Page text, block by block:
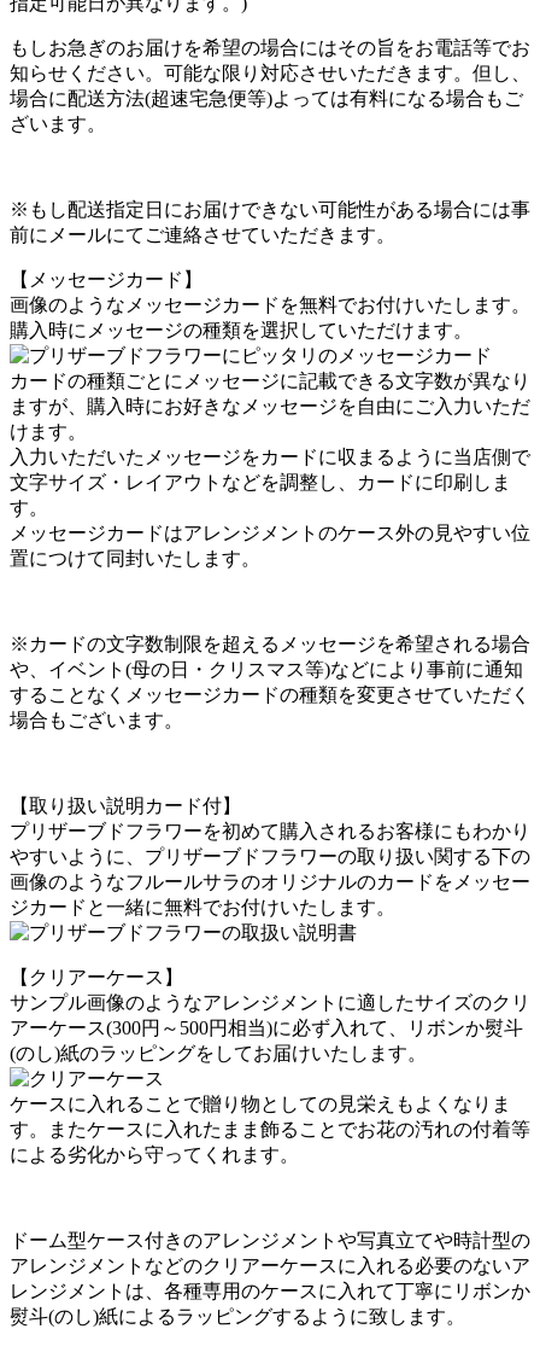
もしお急ぎのお届けを希望の場合にはその旨をお電話等でお
知らせください。可能な限り対応させいただきます。但し、
場合に配送方法(超速宅急便等)よっては有料になる場合もご
ざいます。
※もし配送指定日にお届けできない可能性がある場合には事
前にメールにてご連絡させていただきます。
【メッセージカード】
画像のようなメッセージカードを無料でお付けいたします。
購入時にメッセージの種類を選択していただけます。
カードの種類ごとにメッセージに記載できる文字数が異なり
ますが、購入時にお好きなメッセージを自由にご入力いただ
けます。
入力いただいたメッセージをカードに収まるように当店側で
文字サイズ・レイアウトなどを調整し、カードに印刷しま
す。
メッセージカードはアレンジメントのケース外の見やすい位
置につけて同封いたします。
※カードの文字数制限を超えるメッセージを希望される場合
や、イベント(母の日・クリスマス等)などにより事前に通知
することなくメッセージカードの種類を変更させていただく
場合もございます。
【取り扱い説明カード付】
プリザーブドフラワーを初めて購入されるお客様にもわかり
やすいように、プリザーブドフラワーの取り扱い関する下の
画像のようなフルールサラのオリジナルのカードをメッセー
ジカードと一緒に無料でお付けいたします。
【クリアーケース】
サンプル画像のようなアレンジメントに適したサイズのクリ
アーケース(300円～500円相当)に必ず入れて、リボンか熨斗
(のし)紙のラッピングをしてお届けいたします。
ケースに入れることで贈り物としての見栄えもよくなりま
す。またケースに入れたまま飾ることでお花の汚れの付着等
による劣化から守ってくれます。
ドーム型ケース付きのアレンジメントや写真立てや時計型の
アレンジメントなどのクリアーケースに入れる必要のないア
レンジメントは、各種専用のケースに入れて丁寧にリボンか
熨斗(のし)紙によるラッピングするように致します。